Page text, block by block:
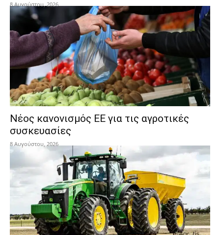
8 Αυγούστου, 2026
Νέος κανονισμός ΕΕ για τις αγροτικές
συσκευασίες
8 Αυγούστου, 2026